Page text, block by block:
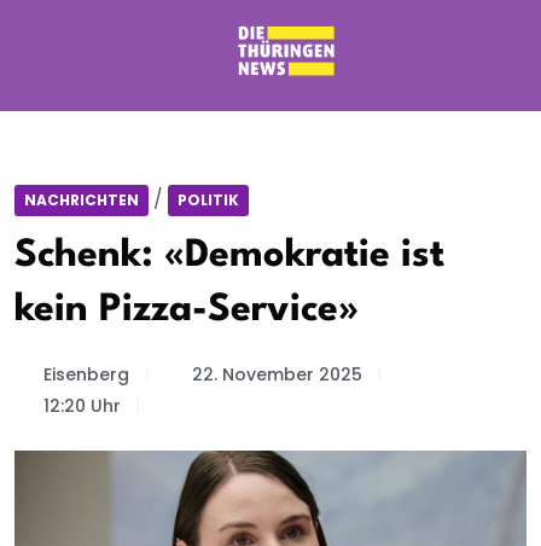
NACHRICHTEN / POLITIK
Schenk: «Demokratie ist
kein Pizza-Service»
Eisenberg
22. November 2025
12:20 Uhr